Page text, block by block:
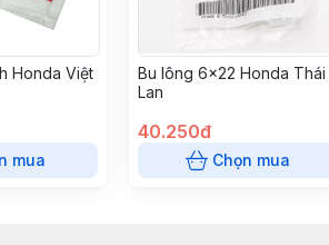
Honda Việt
mua
Bu lông 6x22 Honda Thái
Lan
40.250đ
Chọn mua